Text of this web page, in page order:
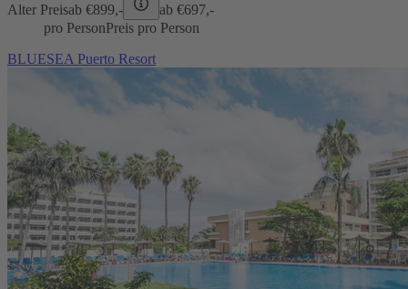
Alter Preisab €899,- ab €697,-
pro PersonPreis pro Person
BLUESEA Puerto Resort